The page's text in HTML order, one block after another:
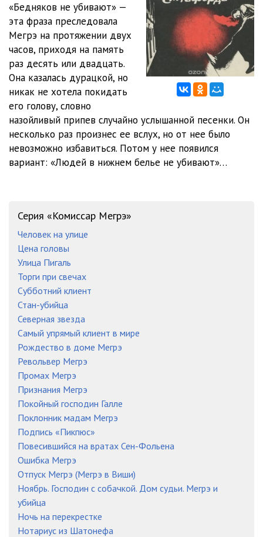
«Бедняков не убивают» —
эта фраза преследовала
Мегрэ на протяжении двух
часов, приходя на память
раз десять или двадцать.
Она казалась дурацкой, но
никак не хотела покидать
его голову, словно
назойливый припев случайно услышанной песенки. Он
несколько раз произнес ее вслух, но от нее было
невозможно избавиться. Потом у нее появился
вариант: «Людей в нижнем белье не убивают»…
Серия «Комиссар Мегрэ»
Человек на улице
Цена головы
Улица Пигаль
Торги при свечах
Субботний клиент
Стан-убийца
Северная звезда
Самый упрямый клиент в мире
Рождество в доме Мегрэ
Револьвер Мегрэ
Промах Мегрэ
Признания Мегрэ
Покойный господин Галле
Поклонник мадам Мегрэ
Подпись «Пикпюс»
Повесившийся на вратах Сен-Фольена
Ошибка Мегрэ
Отпуск Мегрэ (Мегрэ в Виши)
Ноябрь. Господин с собачкой. Дом судьи. Мегрэ и
убийца
Ночь на перекрестке
Нотариус из Шатонефа